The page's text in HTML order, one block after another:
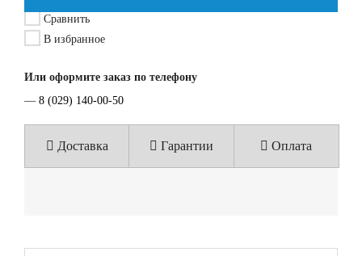
Сравнить
В избранное
Или оформите заказ по телефону
— 8 (029) 140-00-50
Доставка Гарантии Оплата